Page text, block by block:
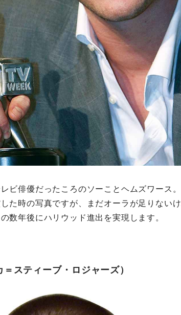
ビ俳優だったころのソーことヘムズワース
た時の写真ですが、まだオーラが足りない
数年後にハリウッド進出を実現します。
＝スティーブ・ロジャーズ）